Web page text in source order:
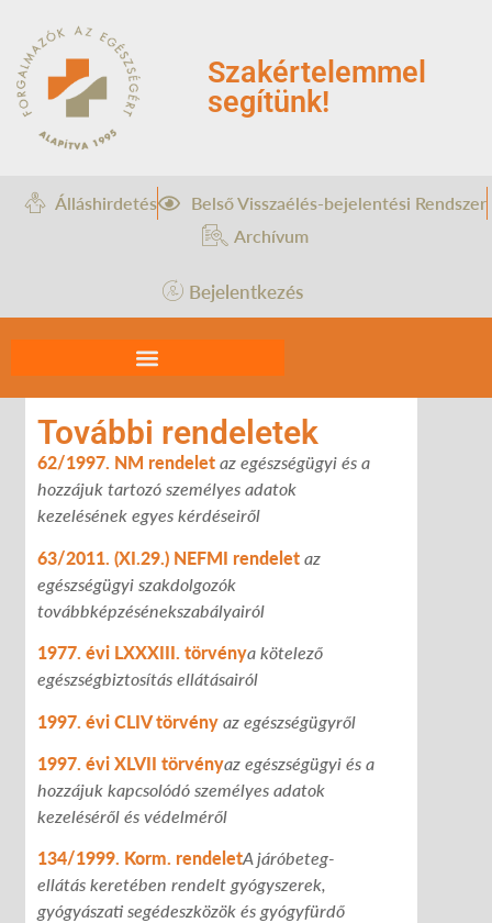
Szakértelemmel
segítünk!
Álláshirdetés
Belső Visszaélés-bejelentési Rendszer
Archívum
Bejelentkezés
További rendeletek
62/1997. NM rendelet az egészségügyi és a
hozzájuk tartozó személyes adatok
kezelésének egyes kérdéseiről
63/2011. (XI.29.) NEFMI rendelet az
egészségügyi szakdolgozók
továbbképzésénekszabályairól
1977. évi LXXXIII. törvénya kötelező
egészségbiztosítás ellátásairól
1997. évi CLIV törvény az egészségügyről
1997. évi XLVII törvényaz egészségügyi és a
hozzájuk kapcsolódó személyes adatok
kezeléséről és védelméről
134/1999. Korm. rendeletA járóbeteg-
ellátás keretében rendelt gyógyszerek,
gyógyászati segédeszközök és gyógyfürdő